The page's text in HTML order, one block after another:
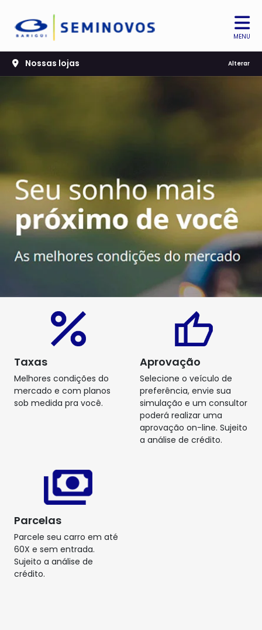
MENU
Nossas lojas Alterar
Taxas
Melhores condições do
mercado e com planos
sob medida pra você.
Aprovação
Selecione o veículo de
preferência, envie sua
simulação e um consultor
poderá realizar uma
aprovação on-line. Sujeito
a análise de crédito.
Parcelas
Parcele seu carro em até
60X e sem entrada.
Sujeito a análise de
crédito.